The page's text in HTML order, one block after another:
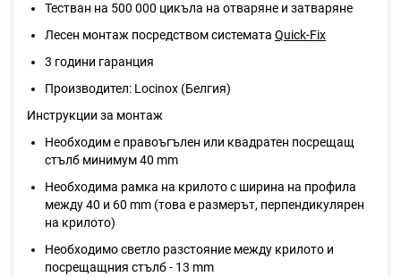
Тестван на 500 000 цикъла на отваряне и затваряне
Лесен монтаж посредством системата Quick-Fix
3 години гаранция
Производител: Locinox (Белгия)
Инструкции за монтаж
Необходим е правоъгълен или квадратен посрещащ
стълб минимум 40 mm
Необходима рамка на крилото с ширина на профила
между 40 и 60 mm (това е размерът, перпендикулярен
на крилото)
Необходимо светло разстояние между крилото и
посрещащния стълб - 13 mm